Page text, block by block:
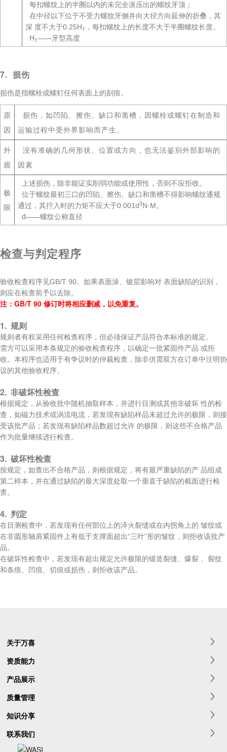
每扣螺纹上的半圈以内的未完全滚压出的螺纹牙顶；
在中径以下位于不受力螺纹牙侧并向大径方向延伸的折叠，其
深 度不大于0.25H1 ，每扣螺纹上的长度不大于半圈螺纹长度。
H1——牙型高度
7. 损伤
损伤是指螺栓或螺钉任何表面上的刻痕。
原
因
损伤，如凹陷、擦伤、缺口和凿槽，因螺栓或螺钉在制造和
运输过程中受外界影响而产生。
外
观
没有准确的几何形状、位置或方向，也无法鉴别外部影响的
因素
极
限
上述损伤，除非能证实削弱功能或使用性，否则不应拒收。
位于螺纹最初三口的凹陷、擦伤、缺口和凿槽不得影响螺纹通规
通过，其拧入时的力矩不应大于0.001d3N·M。
d——螺纹公称直径
检查与判定程序
验收检查程序见GB/T 90。如果表面涂、镀层影响对 表面缺陷的识别，
则应在检查前予以去除。
注：GB/T 90 修订时将相应删减，以免重复。
1. 规则
规则者有权采用任何检查程序，但必须保证产品符合本标准的规定。
需方可以采用本条规定的验收检查程序，以确定一批紧固件产品 或拒
收。本程序也适用于有争议时的仲裁检查，除非供需双方在订单中注明协
议的其他验收程序。
2. 非破坏性检查
根据规定，从验收批中随机抽取样本，并进行目测或其他非破坏 性的检
查，如磁力技术或涡流电流，若发现有缺陷样品未超过允许的极限，则接
受该批产品；若发现有缺陷样品数超过允许 的极限，则这些不合格产品
作为批量继续进行检查。
3. 破坏性检查
按规定，如查出不合格产品，则根据规定，将有最严重缺陷的产 品组成
第二样本，并在通过缺陷的最大深度处取一个垂直于缺陷的截面进行检
查。
4. 判定
在目测检查中，若发现有任何部位上的淬火裂缝或在内拐角上的 皱纹或
在非圆形轴肩紧固件上有低于支撑面超出“三叶”形的皱纹，则拒收该批产
品。
在破坏性检查中，若发现有超出规定允许极限的锻造裂缝、爆裂 、裂纹
和条痕、凹痕、切痕或损伤，则拒收该产品。
关于万喜
资质能力
产品展示
质量管理
知识分享
联系我们